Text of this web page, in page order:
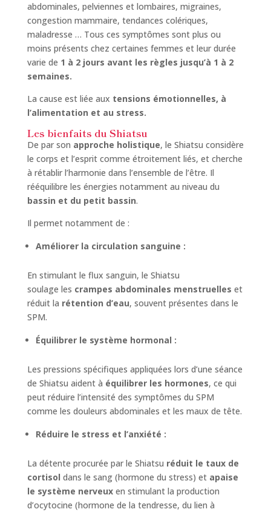
abdominales, pelviennes et lombaires, migraines,
congestion mammaire, tendances colériques,
maladresse … Tous ces symptômes sont plus ou
moins présents chez certaines femmes et leur durée
varie de 1 à 2 jours avant les règles jusqu’à 1 à 2
semaines.
La cause est liée aux tensions émotionnelles, à
l’alimentation et au stress.
Les bienfaits du Shiatsu
De par son approche holistique, le Shiatsu considère
le corps et l’esprit comme étroitement liés, et cherche
à rétablir l’harmonie dans l’ensemble de l’être. Il
rééquilibre les énergies notamment au niveau du
bassin et du petit bassin.
Il permet notamment de :
Améliorer la circulation sanguine :
En stimulant le flux sanguin, le Shiatsu
soulage les crampes abdominales menstruelles et
réduit la rétention d’eau, souvent présentes dans le
SPM.
Équilibrer le système hormonal :
Les pressions spécifiques appliquées lors d’une séance
de Shiatsu aident à équilibrer les hormones, ce qui
peut réduire l’intensité des symptômes du SPM
comme les douleurs abdominales et les maux de tête.
Réduire le stress et l’anxiété :
La détente procurée par le Shiatsu réduit le taux de
cortisol dans le sang (hormone du stress) et apaise
le système nerveuxen stimulant la production
d’ocytocine (hormone de la tendresse, du lien à